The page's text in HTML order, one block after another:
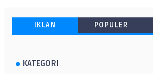
IKLAN POPULER
KATEGORI